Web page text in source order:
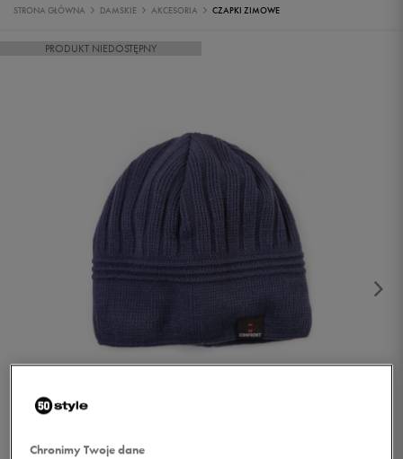
STRONA GŁÓWNA DAMSKIE AKCESORIA CZAPKI ZIMOWE
PRODUKT NIEDOSTĘPNY
Chronimy Twoje dane